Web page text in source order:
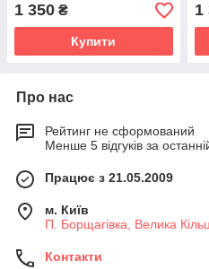
1 350 ₴
Купити
1
Про нас
Рейтинг не сформований
Менше 5 відгуків за
Працює з 21.05.2009
м. Київ
П. Борщагівка, Велика
Контакти